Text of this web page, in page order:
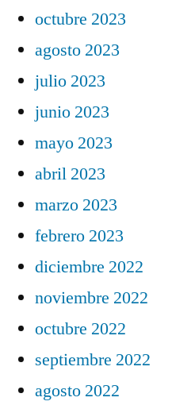
octubre 2023
agosto 2023
julio 2023
junio 2023
mayo 2023
abril 2023
marzo 2023
febrero 2023
diciembre 2022
noviembre 2022
octubre 2022
septiembre 2022
agosto 2022